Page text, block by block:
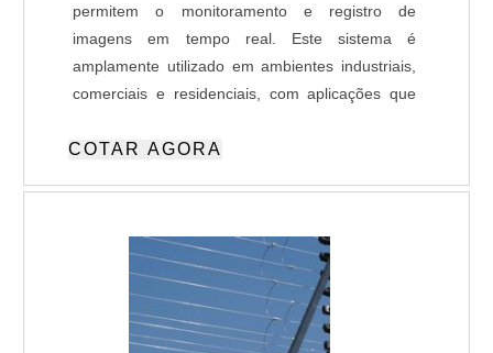
permitem o monitoramento e registro de
imagens em tempo real. Este sistema é
amplamente utilizado em ambientes industriais,
comerciais e residenciais, com aplicações que
prevenção de crimes e controle de acesso por
alto fluxo, como portarias e estacionamentos, e
pode ser integrado a soluções de monitoramento
remoto para maior eficiência operacional. As
imagens capturadas são transmitidas por um
COTAR AGORA